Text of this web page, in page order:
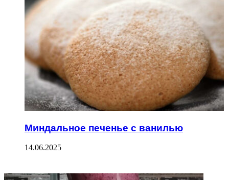
Миндальное печенье с ванилью
14.06.2025